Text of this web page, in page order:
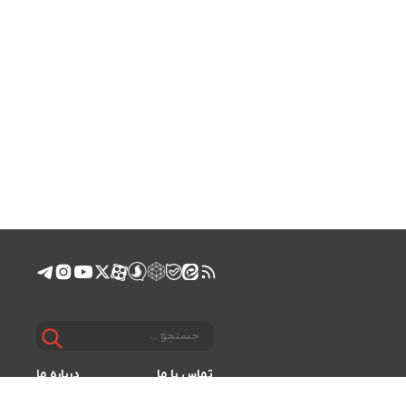
تماس با ما درباره ما